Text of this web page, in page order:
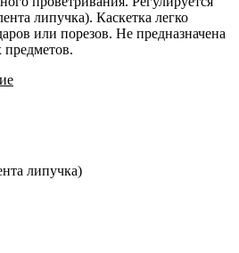
липучка). Каскетка легко
или порезов. Не предназначена
липучка)